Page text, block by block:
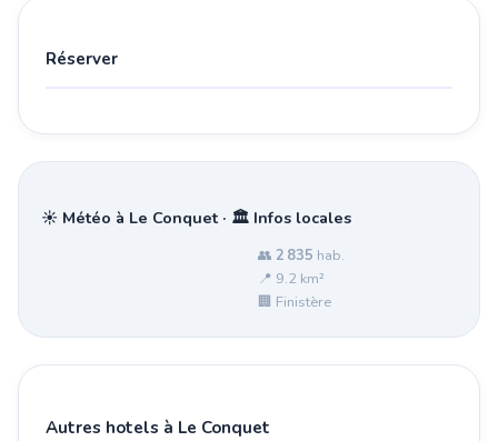
Réserver
☀️ Météo à Le Conquet · 🏛️ Infos locales
👥 2 835 hab.
📍 9.2 km²
🏢 Finistère
Autres hotels à Le Conquet